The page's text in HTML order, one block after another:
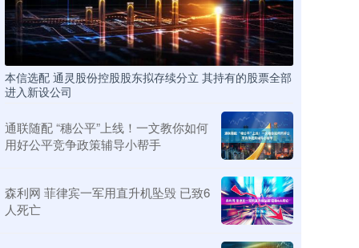
本信选配 通灵股份控股股东拟存续分立 其持有的股票全部
进入新设公司
通联随配 “穗公平”上线！一文教你如何
用好公平竞争政策辅导小帮手
森利网 菲律宾一军用直升机坠毁 已致6
人死亡